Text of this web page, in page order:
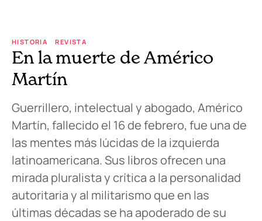
HISTORIA REVISTA
En la muerte de Américo
Martín
Guerrillero, intelectual y abogado, Américo
Martín, fallecido el 16 de febrero, fue una de
las mentes más lúcidas de la izquierda
latinoamericana. Sus libros ofrecen una
mirada pluralista y crítica a la personalidad
autoritaria y al militarismo que en las
últimas décadas se ha apoderado de su